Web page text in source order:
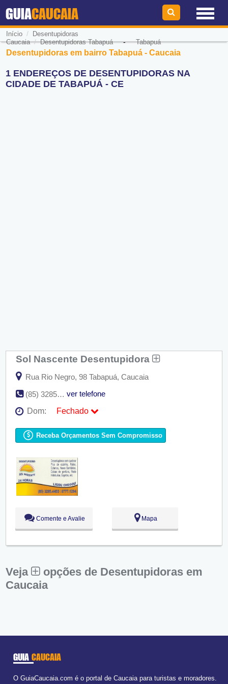
GUIACAUCAIA
Início /
Desentupidoras
Caucaia/Desentupidoras Tabapuá-Tabapuá
Desentupidoras em bairro Tabapuá - Caucaia
1 ENDEREÇOS DE DESENTUPIDORAS NA
CIDADE DE TABAPUÁ - CE
Sol Nascente Desentupidora
Rua Rio Negro, 98 Tabapuá, Caucaia
(85) 3285-4450 / 8777-1294
ver telefone
Dom:
Fechado
Ter:
09:00 - 18:00
Qua:
09:00 - 18:00
Sex:
09:00 - 18:00
Sáb:
Fechado
Dom:
Fechado
Receba Orçamentos Sem Compromisso
Comente e Avalie Mapa
Veja
opções de Desentupidoras em
Caucaia
GUIA CAUCAIA
O GuiaCaucaia.com é o portal de Caucaia para turistas e moradores.